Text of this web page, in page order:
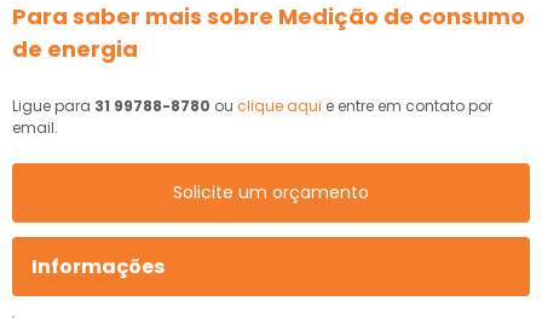
Para saber mais sobre Medição de consumo
de energia
Ligue para 31 99788-8780 ou clique aqui e entre em contato por
email.
Solicite um orçamento
Informações